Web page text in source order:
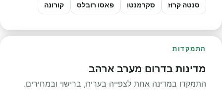
סנטה קרוז סקרמנטו פאסו רובלס קורונה
התמקדות
מדינות בדרום מערב ארהב
התמקדו במדינה אחת לצפייה בעריה, ברישוי ובמחירים.